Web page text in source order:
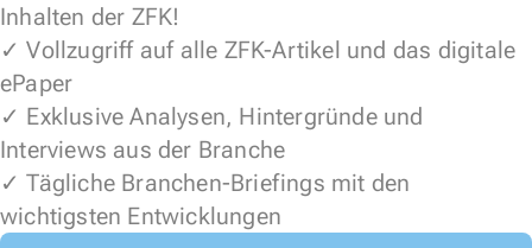
Inhalten der ZFK!
✓ Vollzugriff auf alle ZFK-Artikel und das digitale
ePaper
✓ Exklusive Analysen, Hintergründe und
Interviews aus der Branche
✓ Tägliche Branchen-Briefings mit den
wichtigsten Entwicklungen